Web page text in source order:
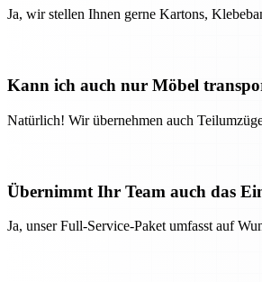
Ja, wir stellen Ihnen gerne Kartons,
Kann ich auch nur Möbel
Natürlich! Wir übernehmen auch
Übernimmt Ihr Team auch das
Ja, unser Full-Service-Paket umfasst auf